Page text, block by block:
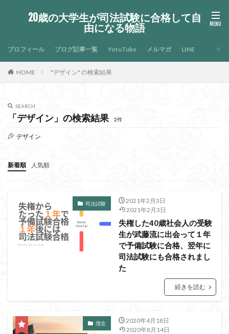
20歳の大学生が司法試験に合格して自
由になる物語
プロフィール ブログ記事一覧 YotuTube メルマガ LINE
HOME "デザイン" の検索結果
SEARCH
「デザイン」の検索結果 2件
デザイン
新着順 人気順
司法試験
2021年2月3日
2021年2月3日
失権した40歳社会人の受験
生が武藤流に出会って１年
で予備試験に合格、翌年に
司法試験にも合格されまし
た
続きを読む
理念
2020年4月18日
2020年8月14日